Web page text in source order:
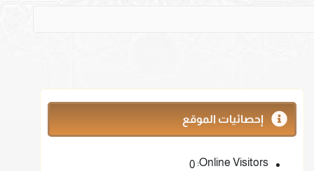
إحصائيات الموقع
Online Visitors:
0